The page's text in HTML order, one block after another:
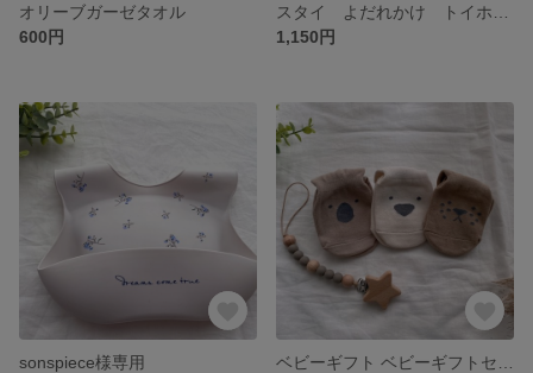
オリーブガーゼタオル
600円
1,150円
sonspiece様専用